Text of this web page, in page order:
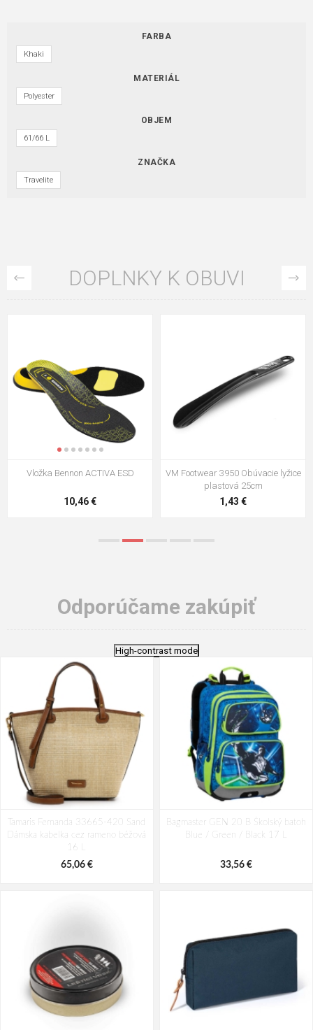
FARBA
Khaki
MATERIÁL
Polyester
OBJEM
61/66 L
ZNAČKA
Travelite
DOPLNKY K OBUVI
VM Footwear 3009 Vkladacia
5,21 €
VM Footwear 3102 Šnúrky ploché
0,79 €
Odporúčame zakúpiť
High-contrast mode
Tamaris Fernanda 33665-420 Sand
Dámska kabelka cez rameno béžová
16 L
65,06 €
Bagmaster GEN 20 B Školský batoh
Blue / Green / Black 17 L
33,56 €